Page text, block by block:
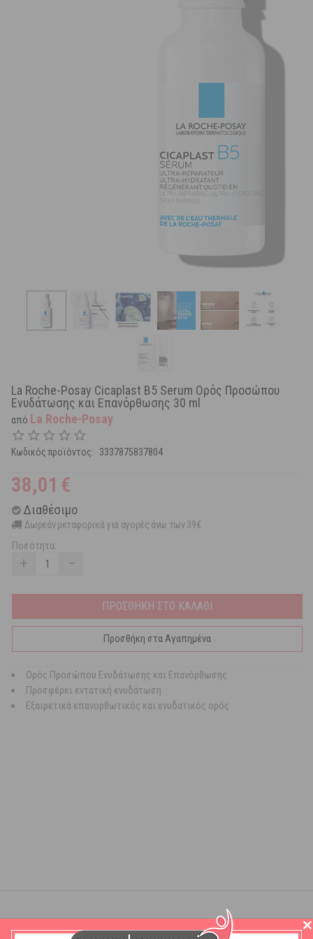
La Roche-Posay Cicaplast B5 Serum Ορός Προσώπου
Ενυδάτωσης και Επανόρθωσης 30 ml
από La Roche-Posay
Κωδικός προϊόντος: 3337875837804
38,01 €
Διαθέσιμο
Δωρεάν μεταφορικά για αγορές άνω των 39€
Ποσότητα:
+ −
ΠΡΟΣΘΗΚΗ ΣΤΟ ΚΑΛΑΘΙ
Προσθήκη στα Αγαπημένα
Ορός Προσώπου Ενυδάτωσης και Επανόρθωσης
Προσφέρει εντατική ενυδάτωση
Εξαιρετικά επανορθωτικός και ενυδατικός ορός